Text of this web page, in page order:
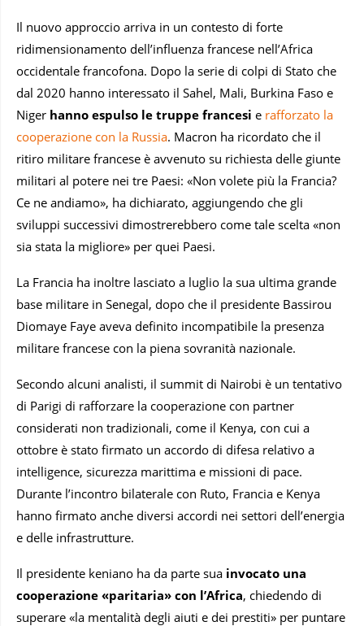
Il nuovo approccio arriva in un contesto di forte
ridimensionamento dell’influenza francese nell’Africa
occidentale francofona. Dopo la serie di colpi di Stato che
dal 2020 hanno interessato il Sahel, Mali, Burkina Faso e
Niger hanno espulso le truppe francesi e rafforzato la
cooperazione con la Russia. Macron ha ricordato che il
ritiro militare francese è avvenuto su richiesta delle giunte
militari al potere nei tre Paesi: «Non volete più la Francia?
Ce ne andiamo», ha dichiarato, aggiungendo che gli
sviluppi successivi dimostrerebbero come tale scelta «non
sia stata la migliore» per quei Paesi.
La Francia ha inoltre lasciato a luglio la sua ultima grande
base militare in Senegal, dopo che il presidente Bassirou
Diomaye Faye aveva definito incompatibile la presenza
militare francese con la piena sovranità nazionale.
Secondo alcuni analisti, il summit di Nairobi è un tentativo
di Parigi di rafforzare la cooperazione con partner
considerati non tradizionali, come il Kenya, con cui a
ottobre è stato firmato un accordo di difesa relativo a
intelligence, sicurezza marittima e missioni di pace.
Durante l’incontro bilaterale con Ruto, Francia e Kenya
hanno firmato anche diversi accordi nei settori dell’energia
e delle infrastrutture.
Il presidente keniano ha da parte sua invocato una
cooperazione «paritaria» con l’Africa, chiedendo di
superare «la mentalità degli aiuti e dei prestiti» per puntare